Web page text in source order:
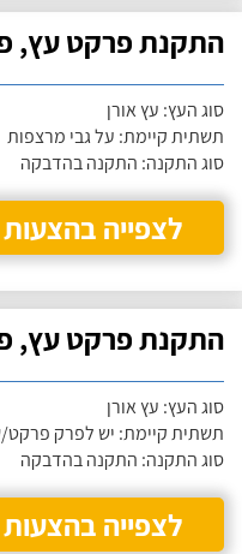
התקנת פרקט עץ,
סוג העץ: עץ אורן
תשתית קיימת: על גבי מרצפות
סוג התקנה: התקנה בהדבקה
לצפייה
התקנת פרקט עץ,
סוג העץ: עץ אורן
תשתית קיימת: יש לפרק פרקט/
סוג התקנה: התקנה בהדבקה
לצפייה